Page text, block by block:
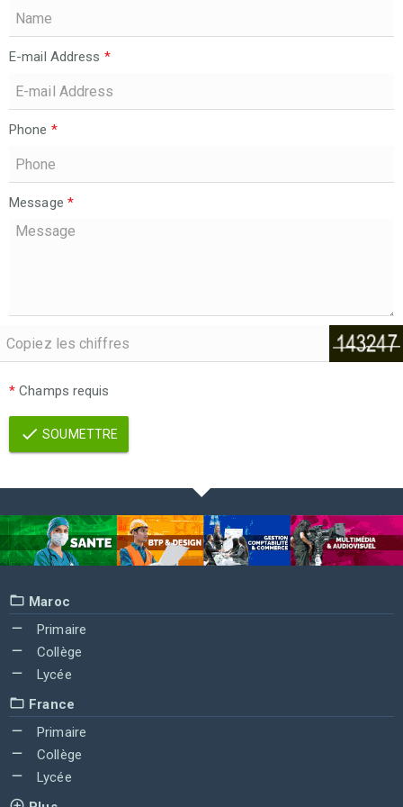
E-mail Address *
Phone *
Message *
* Champs requis
SOUMETTRE
Maroc
Primaire
Collège
Lycée
France
Primaire
Collège
Lycée